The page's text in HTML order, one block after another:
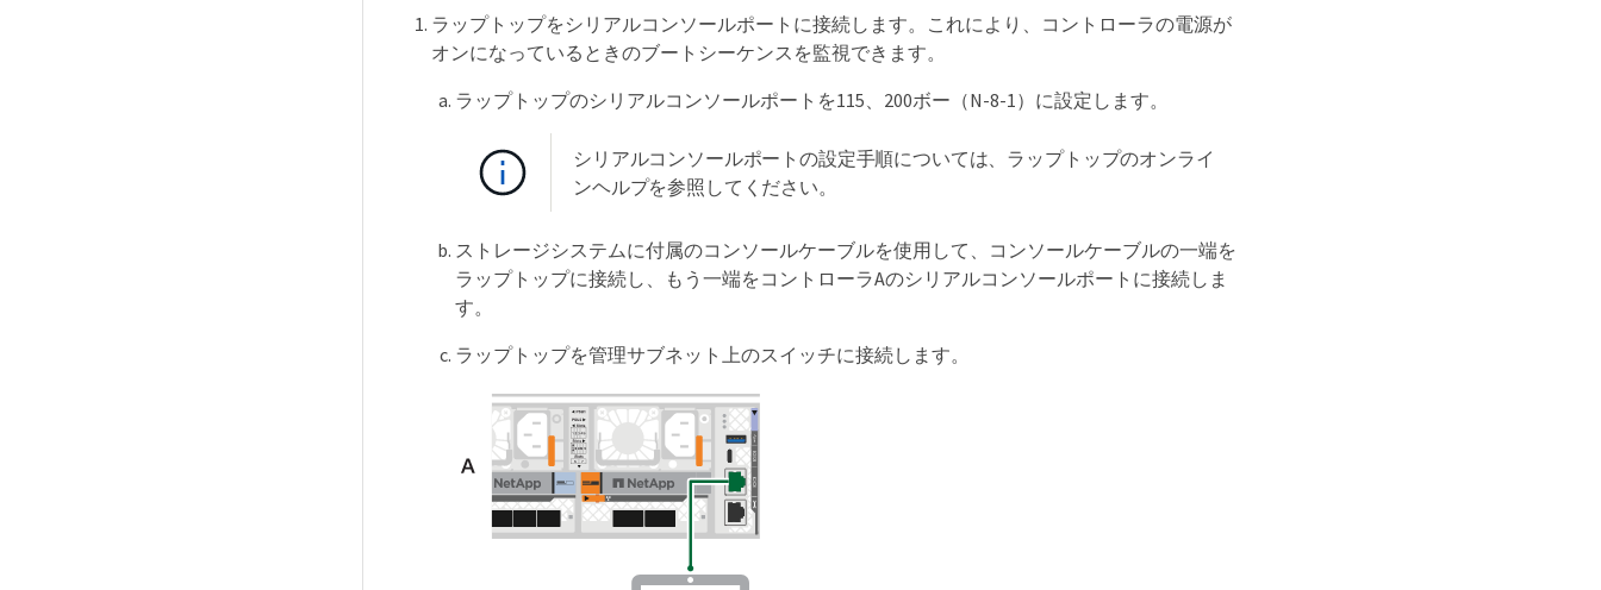
ラップトップをシリアルコンソールポートに接続します。これにより、コントローラの電源が
オンになっているときのブートシーケンスを監視できます。
ラップトップのシリアルコンソールポートを115、200ボー（N-8-1）に設定します。
シリアルコンソールポートの設定手順については、ラップトップのオンライ
ンヘルプを参照してください。
ストレージシステムに付属のコンソールケーブルを使用して、コンソールケーブルの一端を
ラップトップに接続し、もう一端をコントローラAのシリアルコンソールポートに接続しま
す。
ラップトップを管理サブネット上のスイッチに接続します。